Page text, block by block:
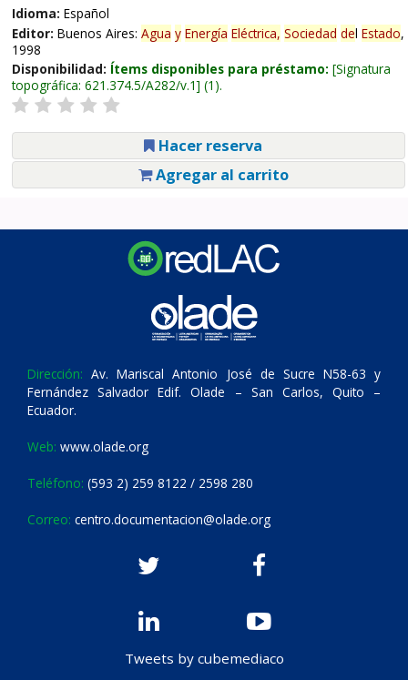
Idioma: Español
Editor: Buenos Aires: Agua y Energía Eléctrica, Sociedad del Estado,
1998
Disponibilidad: Ítems disponibles para préstamo: Signatura
topográfica: 621.374.5/A282/v.1 (1).
Hacer reserva
Agregar al carrito
Dirección: Av. Mariscal Antonio José de Sucre N58-63 y
Fernández Salvador Edif. Olade – San Carlos, Quito –
Ecuador.
Web: www.olade.org
Teléfono: (593 2) 259 8122 / 2598 280
Correo: centro.documentacion@olade.org
Tweets by cubemediaco